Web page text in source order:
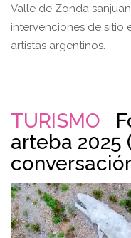
Valle de Zonda
intervenciones de sitio
artistas argentinos.
TURISMO
arteba 2025